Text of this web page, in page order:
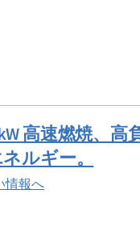
高速燃焼、
ルギー。
情報へ